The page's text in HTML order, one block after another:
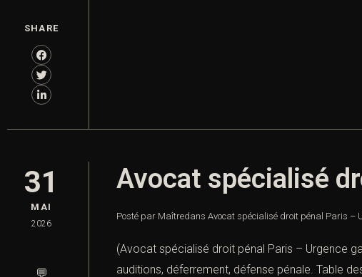
SHARE
31
MAI
2026
💬
Avocat spécialisé
Posté par Maîtredans Avocat spécialisé droit pénal Paris –
(Avocat spécialisé droit pénal Paris – Urgence
auditions, déferrement, défense pénale. Table